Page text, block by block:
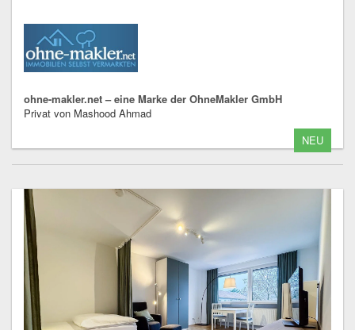
ohne-makler.net – eine Marke der OhneMakler GmbH
Privat von Mashood Ahmad
NEU